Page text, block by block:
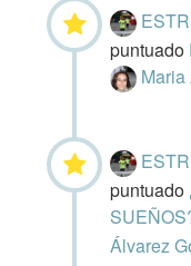
puntuado
puntuado
Álvarez